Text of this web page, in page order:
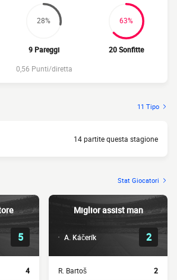
28%
9 Pareggi
63%
20 Sonfitte
0,56 Punti/diretta
11 Tipo
14 partite questa stagione
Stat Giocatori
5
4
Miglior assist man
A. Káčerík 2
R. Bartoš 2